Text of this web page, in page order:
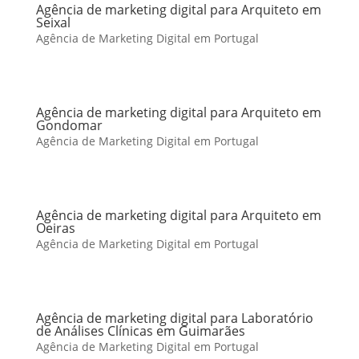
Agência de marketing digital para Arquiteto em
Seixal
Agência de Marketing Digital em Portugal
Agência de marketing digital para Arquiteto em
Gondomar
Agência de Marketing Digital em Portugal
Agência de marketing digital para Arquiteto em
Oeiras
Agência de Marketing Digital em Portugal
Agência de marketing digital para Laboratório
de Análises Clínicas em Guimarães
Agência de Marketing Digital em Portugal